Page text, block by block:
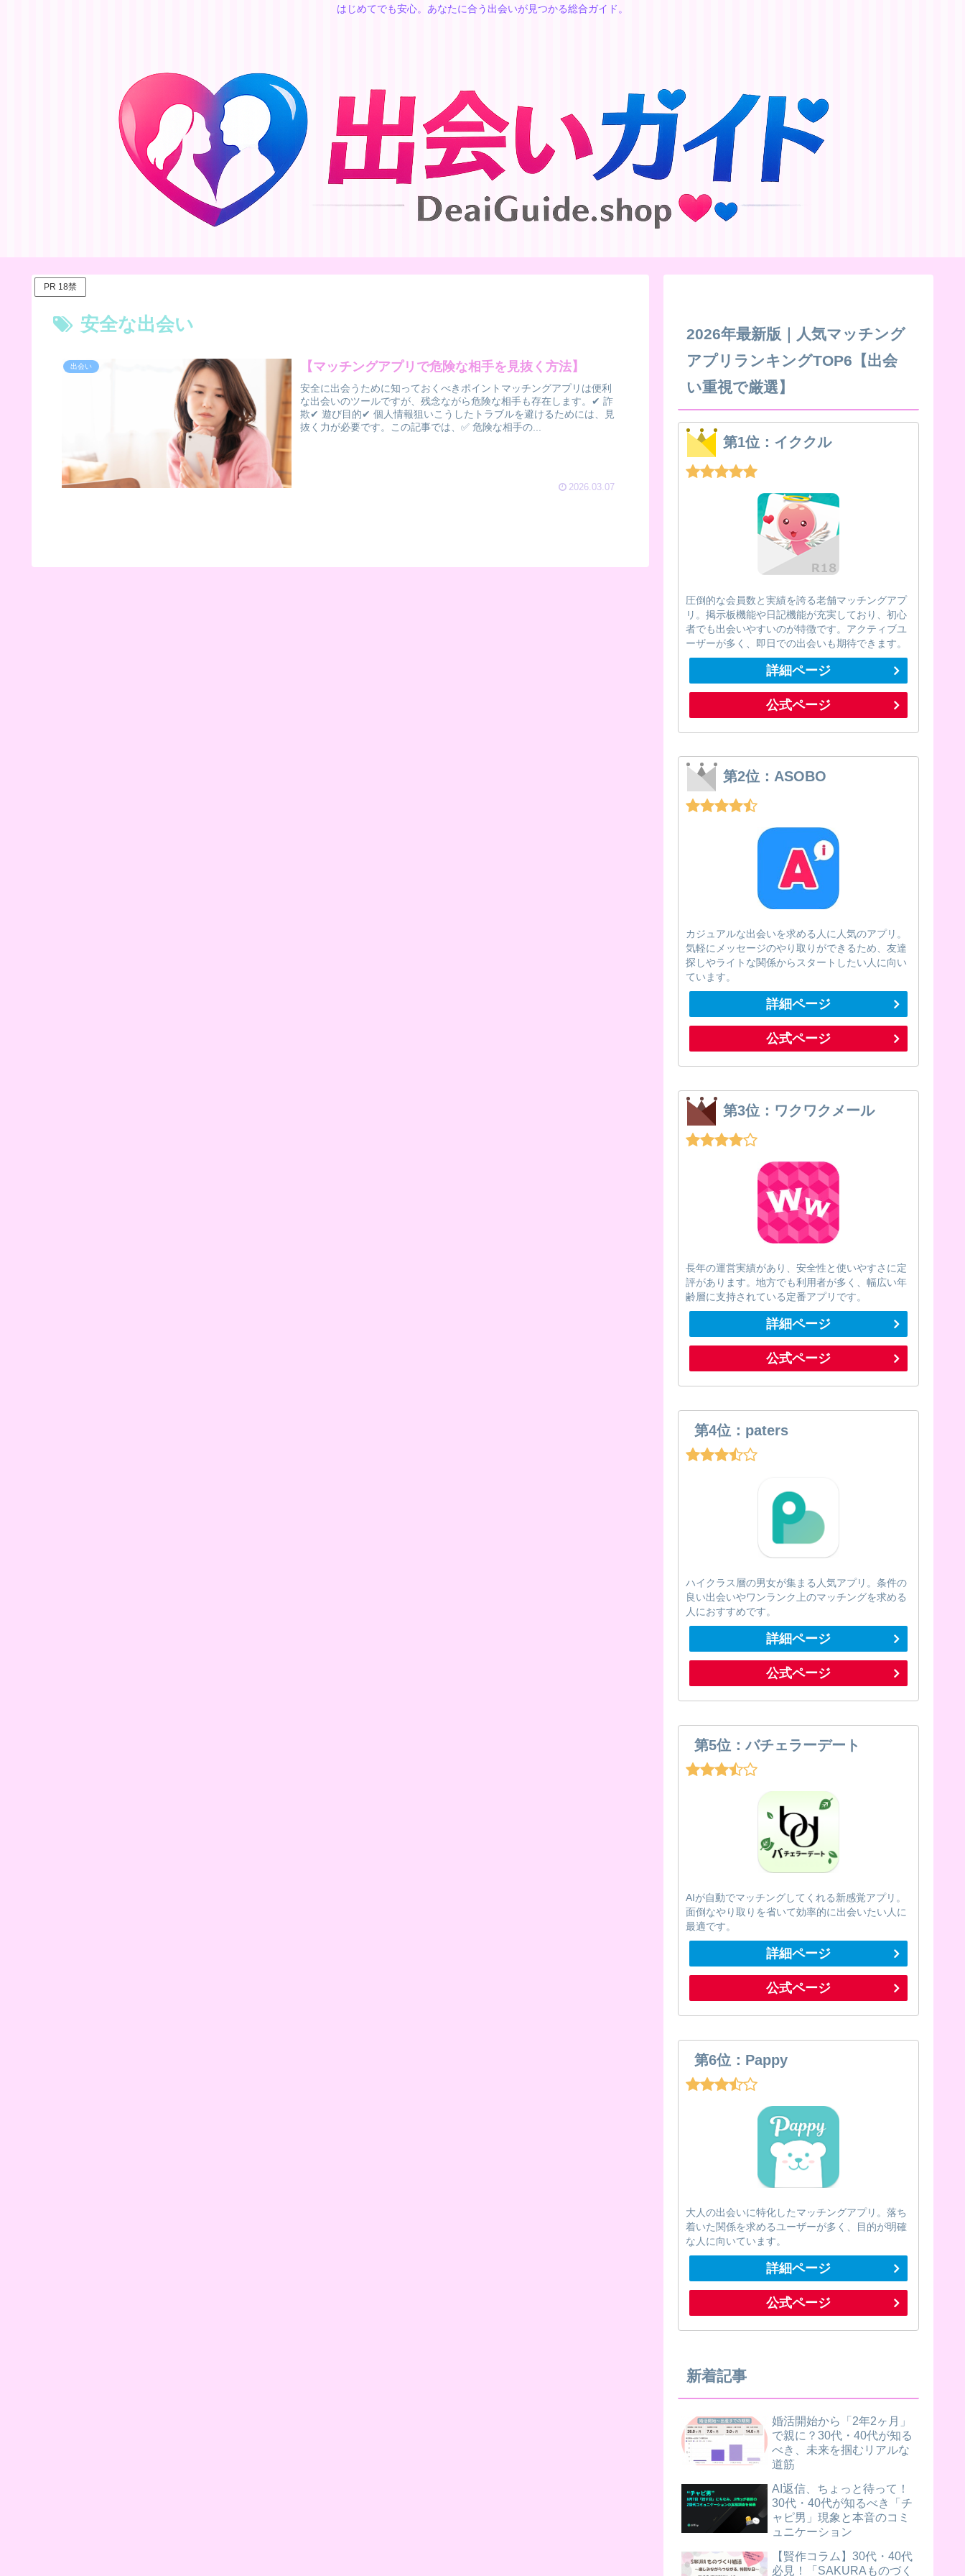
はじめてでも安心。あなたに合う出会いが見つかる総合ガイド。
PR 18禁
安全な出会い
出会い 【マッチングアプリで危険な相手を見抜く方法】
安全に出会うために知っておくべきポイントマッチングアプリは便利
な出会いのツールですが、残念ながら危険な相手も存在します。✔ 詐
欺✔ 遊び目的✔ 個人情報狙いこうしたトラブルを避けるためには、見
抜く力が必要です。この記事では、✅ 危険な相手の...
2026.03.07
2026年最新版｜人気マッチング
アプリランキングTOP6【出会
い重視で厳選】
第1位：イククル
圧倒的な会員数と実績を誇る老舗マッチングアプ
リ。掲示板機能や日記機能が充実しており、初心
者でも出会いやすいのが特徴です。アクティブユ
ーザーが多く、即日での出会いも期待できます。
詳細ページ
公式ページ
第2位：ASOBO
カジュアルな出会いを求める人に人気のアプリ。
気軽にメッセージのやり取りができるため、友達
探しやライトな関係からスタートしたい人に向い
ています。
詳細ページ
公式ページ
第3位：ワクワクメール
長年の運営実績があり、安全性と使いやすさに定
評があります。地方でも利用者が多く、幅広い年
齢層に支持されている定番アプリです。
詳細ページ
公式ページ
第4位：paters
ハイクラス層の男女が集まる人気アプリ。条件の
良い出会いやワンランク上のマッチングを求める
人におすすめです。
詳細ページ
公式ページ
第5位：バチェラーデート
AIが自動でマッチングしてくれる新感覚アプリ。
面倒なやり取りを省いて効率的に出会いたい人に
最適です。
詳細ページ
公式ページ
第6位：Pappy
大人の出会いに特化したマッチングアプリ。落ち
着いた関係を求めるユーザーが多く、目的が明確
な人に向いています。
詳細ページ
公式ページ
新着記事
婚活開始から「2年2ヶ月」
で親に？30代・40代が知る
べき、未来を掴むリアルな
道筋
AI返信、ちょっと待って！
30代・40代が知るべき「チ
ャピ男」現象と本音のコミ
ュニケーション
【賢作コラム】30代・40代
必見！「SAKURAものづく